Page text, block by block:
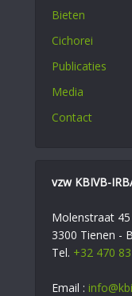
Bieten
Cichorei
Publicaties
Media
Contact
vzw KBIVB-
Molenstraat 45
3300 Tienen -
Tel. +32 470
Email :